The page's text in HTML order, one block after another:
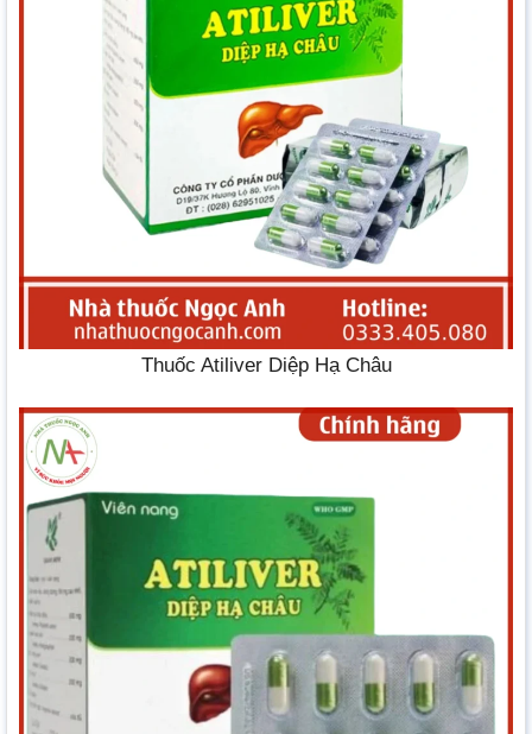
Thuốc Atiliver Diệp Hạ Châu